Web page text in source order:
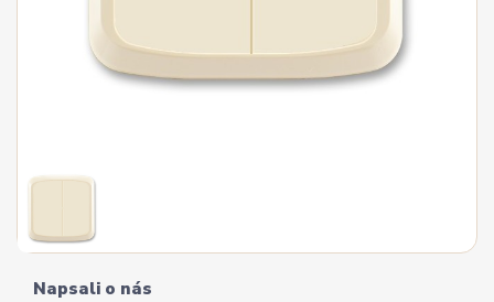
Napsali o nás